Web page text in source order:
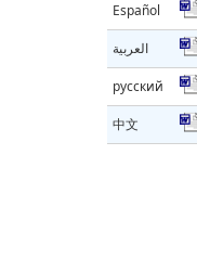
Español
العربية
русский
中文